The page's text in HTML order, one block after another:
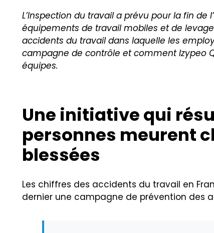
L’Inspection du travail a prévu pour la fin
équipements de travail mobiles et de
accidents du travail dans laquelle les
campagne de contrôle et comment Izypeo
équipes.
Une initiative qui
personnes meurent
blessées
Les chiffres des accidents du travail en
dernier une campagne de prévention des